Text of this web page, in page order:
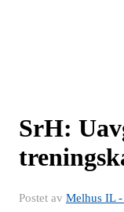
SrH:
Postet av Melhus IL